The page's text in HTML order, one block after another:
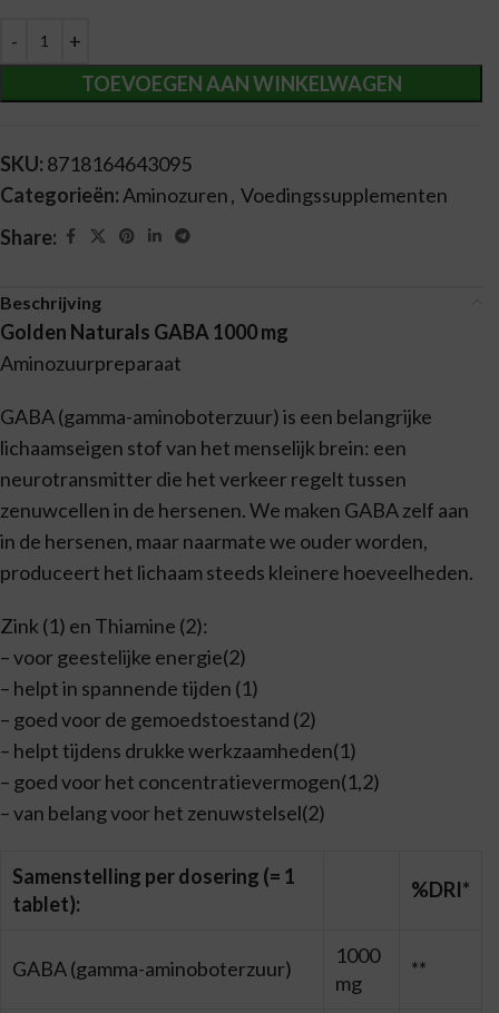
TOEVOEGEN AAN WINKELWAGEN
Alternative:
SKU: 8718164643095
Categorieën: Aminozuren, Voedingssupplementen
Share:
Beschrijving
Golden Naturals GABA 1000 mg
Aminozuurpreparaat
GABA (gamma-aminoboterzuur) is een belangrijke
lichaamseigen stof van het menselijk brein: een
neurotransmitter die het verkeer regelt tussen
zenuwcellen in de hersenen. We maken GABA zelf aan
in de hersenen, maar naarmate we ouder worden,
produceert het lichaam steeds kleinere hoeveelheden.
Zink (1) en Thiamine (2):
– voor geestelijke energie(2)
– helpt in spannende tijden (1)
– goed voor de gemoedstoestand (2)
– helpt tijdens drukke werkzaamheden(1)
– goed voor het concentratievermogen(1,2)
– van belang voor het zenuwstelsel(2)
Samenstelling per dosering (= 1
tablet):
%DRI*
GABA (gamma-aminoboterzuur)
1000
mg
**